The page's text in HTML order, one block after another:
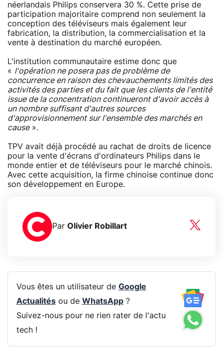
néerlandais Philips conservera 30 %. Cette prise de
participation majoritaire comprend non seulement la
conception des téléviseurs mais également leur
fabrication, la distribution, la commercialisation et la
vente à destination du marché européen.
L'institution communautaire estime donc que
« l'opération ne posera pas de problème de
concurrence en raison des chevauchements limités des
activités des parties et du fait que les clients de l'entité
issue de la concentration continueront d'avoir accès à
un nombre suffisant d'autres sources
d'approvisionnement sur l'ensemble des marchés en
cause».
TPV avait déjà procédé au rachat de droits de licence
pour la vente d'écrans d'ordinateurs Philips dans le
monde entier et de téléviseurs pour le marché chinois.
Avec cette acquisition, la firme chinoise continue donc
son développement en Europe.
Par Olivier Robillart
Vous êtes un utilisateur de Google
Actualitésou de WhatsApp?
Suivez-nous pour ne rien rater de l'actu
tech !